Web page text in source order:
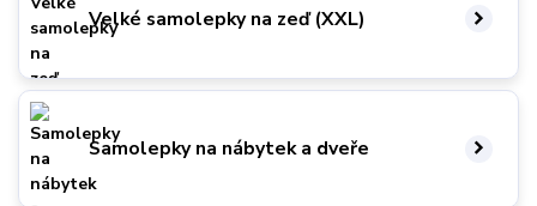
Velké samolepky na zeď (XXL)
Samolepky na nábytek a dveře